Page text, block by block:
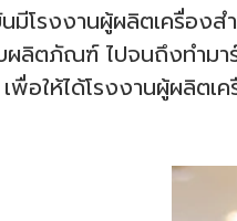
มีโรงงานผู้ผลิตเครื่อง
ลิตภัณฑ์ ไปจนถึงทำมา
เพื่อให้ได้โรงงานผู้ผลิต